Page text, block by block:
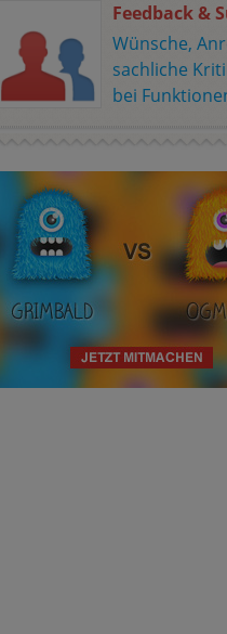
Feedback &
Wünsche,
sachliche
bei